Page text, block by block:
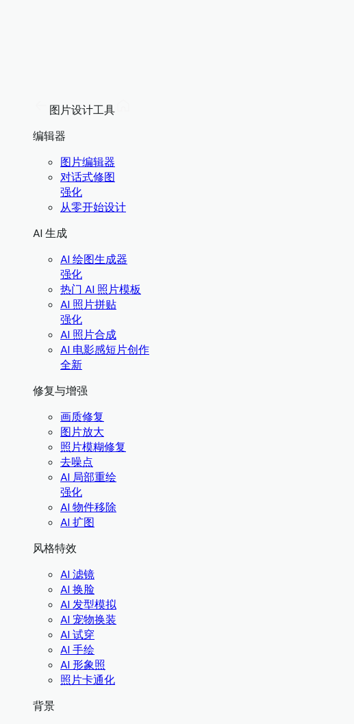
图片设计工具
编辑器
图片编辑器
对话式修图
强化
从零开始设计
AI 生成
AI 绘图生成器
强化
热门 AI 照片模板
AI 照片拼贴
强化
AI 照片合成
AI 电影感短片创作
全新
修复与增强
画质修复
图片放大
照片模糊修复
去噪点
AI 局部重绘
强化
AI 物件移除
AI 扩图
风格特效
AI 滤镜
AI 换脸
AI 发型模拟
AI 宠物换装
AI 试穿
AI 手绘
AI 形象照
照片卡通化
背景